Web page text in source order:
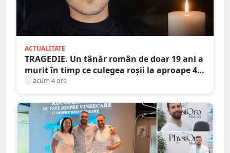
ACTUALITATE
TRAGEDIE. Un tânăr român de doar 19 ani a
murit în timp ce culegea roșii la aproape 40
de grade Celsius,în Italia
acum 4 ore